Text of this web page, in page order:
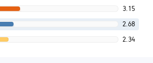
3.15
2.68
2.34